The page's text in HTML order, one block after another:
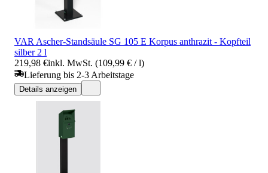
VAR Ascher-Standsäule SG 105 E Korpus anthrazit - Kopfteil
silber 2 l
219,98 €inkl. MwSt. (109,99 € / l)
Lieferung bis 2-3 Arbeitstage
Details anzeigen